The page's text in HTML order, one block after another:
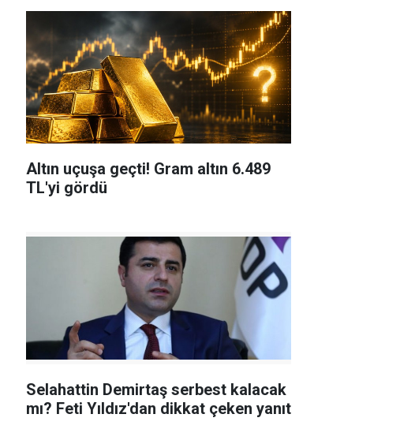
Altın uçuşa geçti! Gram altın 6.489
TL'yi gördü
Selahattin Demirtaş serbest kalacak
mı? Feti Yıldız'dan dikkat çeken yanıt